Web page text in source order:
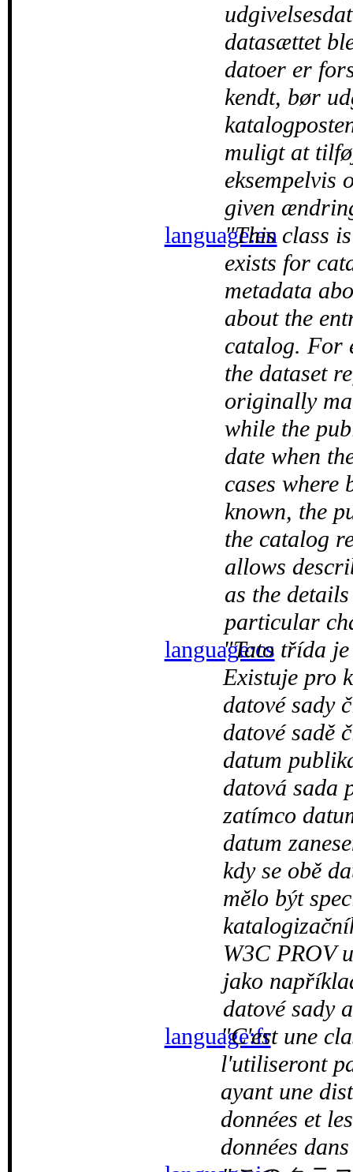
datasættet
datoer er
kendt, bør
muligt at
eksempelvis
given
language:enThis class
exists for
metadata
about the
catalog. For
the dataset
originally
while the
date when
cases where
known, the
the catalog
allows
as the
particular
language:csTato třída
Existuje pro
datové sady
datové sadě
datum
datová sada
zatímco
datum
kdy se obě
mělo být
W3C PROV
jako
datové sady
language:frC'est une
l'utiliseront
ayant une
données et
données